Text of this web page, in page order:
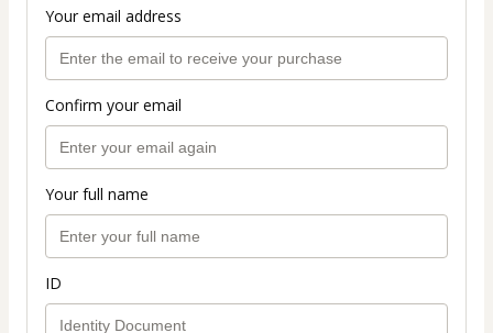
Your email address
Confirm your email
Your full name
ID